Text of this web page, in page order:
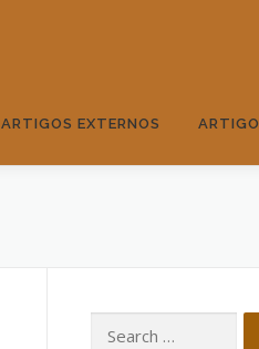
ARTIGOS EXTERNOS